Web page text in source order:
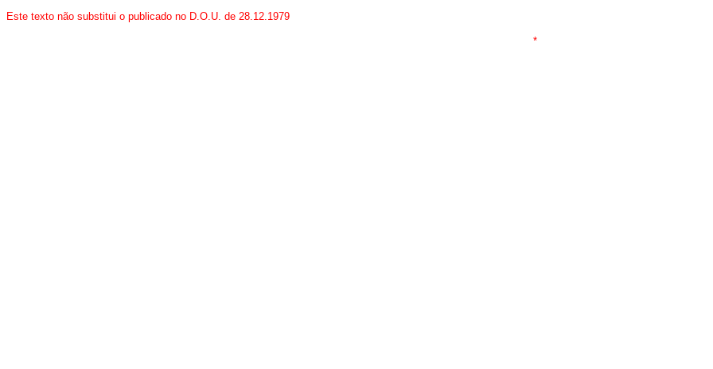
Este texto não substitui o publicado no D.O.U. de 28.12.1979
*